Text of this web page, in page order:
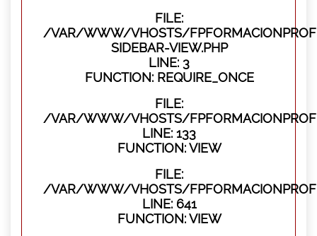
FILE:
/VAR/WWW/VHOSTS/
SIDEBAR-VIEW.PHP
LINE: 3
FUNCTION: REQUIRE_ONCE
FILE:
/VAR/WWW/VHOSTS/
LINE: 133
FUNCTION: VIEW
FILE:
/VAR/WWW/VHOSTS/
LINE: 641
FUNCTION: VIEW